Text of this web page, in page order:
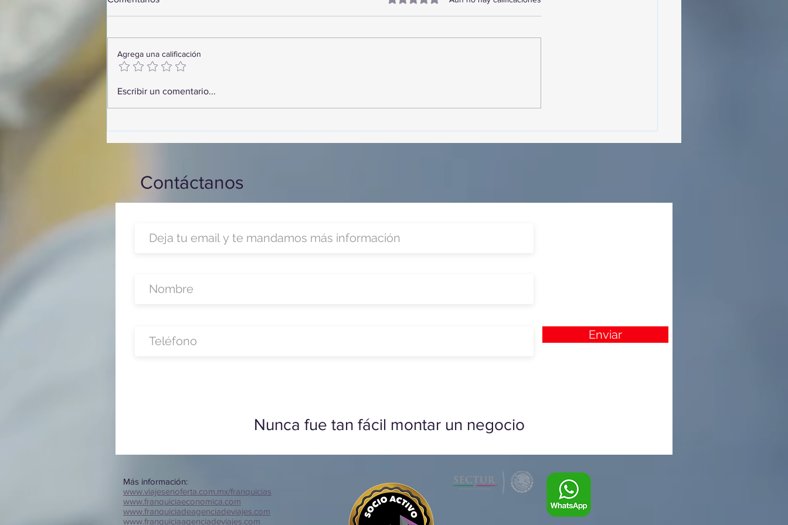
¡Arte, Vino y las Mejores
Acapulco!
Agrega una calificación
Escribir un comentario...
Contáctanos
Enviar
Nunca fue tan fácil montar un negocio
Más información:
www.viajesenoferta.com.mx/franquicias
www.franquiciaeconomica.com
www.franquiciadeagenciadeviajes.com
www.franquiciaagenciadeviajes.com